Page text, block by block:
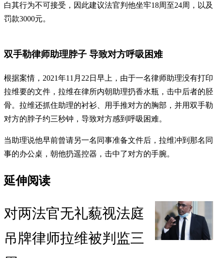
白其行为不可接受，因此建议法官判他坐牢18周至24周，以及
罚款3000元。
双手勒律师助理脖子 导致对方呼吸困难
根据案情，2021年11月22日早上，由于一名律师助理没有打印
拉维要的文件，拉维在律所内朝助理扔香水瓶，击中后者的胫
骨。拉维还抓住助理的衬衫、用手推对方的胸部，并用双手勒
对方的脖子约三秒钟，导致对方感到呼吸困难。
当助理说他早前曾请另一名同事准备文件后，拉维冲到那名同
事的办公桌，朝他扔遥控器，击中了对方的手腕。
延伸阅读
对两法官无礼藐视法庭
吊牌律师拉维被判监三